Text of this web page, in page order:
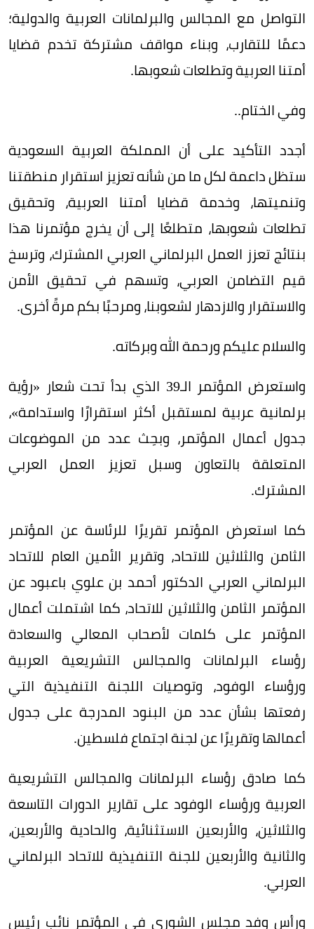
التواصل مع المجالس والبرلمانات العربية والدولية؛
دعمًا للتقارب، وبناء مواقف مشتركة تخدم قضايا
أمتنا العربية وتطلعات شعوبها.
وفي الختام..
أجدد التأكيد على أن المملكة العربية السعودية
ستظل داعمة لكل ما من شأنه تعزيز استقرار منطقتنا
وتنميتها، وخدمة قضايا أمتنا العربية، وتحقيق
تطلعات شعوبها، متطلعًا إلى أن يخرج مؤتمرنا هذا
بنتائج تعزز العمل البرلماني العربي المشترك، وترسخ
قيم التضامن العربي، وتسهم في تحقيق الأمن
والاستقرار والازدهار لشعوبنا، ومرحبًا بكم مرةً أخرى.
والسلام عليكم ورحمة الله وبركاته.
واستعرض المؤتمر الـ39 الذي بدأ تحت شعار «رؤية
برلمانية عربية لمستقبل أكثر استقرارًا واستدامة»،
جدول أعمال المؤتمر، وبحِث عدد من الموضوعات
المتعلقة بالتعاون وسبل تعزيز العمل العربي
المشترك.
كما استعرض المؤتمر تقريرًا للرئاسة عن المؤتمر
الثامن والثلاثين للاتحاد، وتقرير الأمين العام للاتحاد
البرلماني العربي الدكتور أحمد بن علوي باعبود عن
المؤتمر الثامن والثلاثين للاتحاد، كما اشتملت أعمال
المؤتمر على كلمات لأصحاب المعالي والسعادة
رؤساء البرلمانات والمجالس التشريعية العربية
ورؤساء الوفود، وتوصيات اللجنة التنفيذية التي
رفعتها بشأن عدد من البنود المدرجة على جدول
أعمالها وتقريرًا عن لجنة اجتماع فلسطين.
كما صادق رؤساء البرلمانات والمجالس التشريعية
العربية ورؤساء الوفود على تقارير الدورات التاسعة
والثلاثين، والأربعين الاستثنائية، والحادية والأربعين،
والثانية والأربعين للجنة التنفيذية للاتحاد البرلماني
العربي.
ورأس وفد مجلس الشورى في المؤتمر نائب رئيس